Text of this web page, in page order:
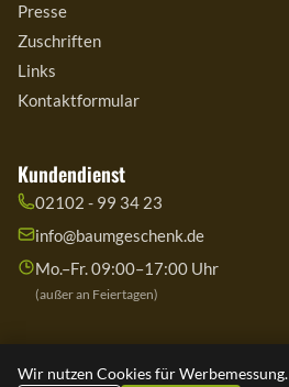
Wir nutzen Cookies für Werbemessung.
Presse
Zuschriften
Links
Kontaktformular
Kundendienst
02102 - 99 34 23
info@baumgeschenk.de
Mo.–Fr. 09:00–17:00 Uhr
(außer an Feiertagen)